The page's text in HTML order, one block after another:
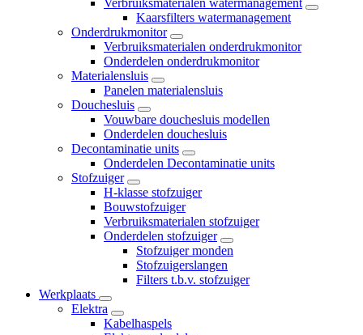
Verbruiksmaterialen watermanagement
Kaarsfilters watermanagement
Onderdrukmonitor
Verbruiksmaterialen onderdrukmonitor
Onderdelen onderdrukmonitor
Materialensluis
Panelen materialensluis
Douchesluis
Vouwbare douchesluis modellen
Onderdelen douchesluis
Decontaminatie units
Onderdelen Decontaminatie units
Stofzuiger
H-klasse stofzuiger
Bouwstofzuiger
Verbruiksmaterialen stofzuiger
Onderdelen stofzuiger
Stofzuiger monden
Stofzuigerslangen
Filters t.b.v. stofzuiger
Werkplaats
Elektra
Kabelhaspels